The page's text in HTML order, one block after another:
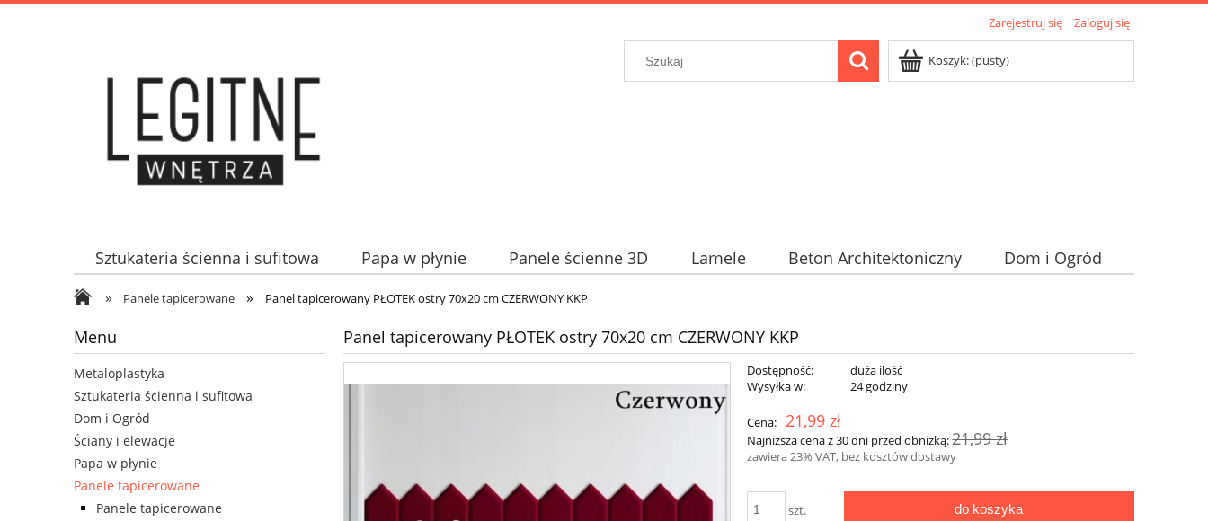
Zarejestruj się Zaloguj się
Koszyk:(pusty)
Sztukateria ścienna i sufitowa Papa w płynie Panele ścienne 3D Lamele Beton Architektoniczny Dom i Ogród
» Panele tapicerowane » Panel tapicerowany PŁOTEK ostry 70x20 cm CZERWONY KKP
Menu
Metaloplastyka
Sztukateria ścienna i sufitowa
Dom i Ogród
Ściany i elewacje
Papa w płynie
Panele tapicerowane
Panele tapicerowane
Panel tapicerowany PŁOTEK ostry 70x20 cm CZERWONY KKP
Dostępność:
duża ilość
Wysyłka w:
24 godziny
Cena: 21,99 zł
Najniższa cena z 30 dni przed obniżką:21,99 zł
zawiera 23% VAT, bez kosztów dostawy
szt. do koszyka